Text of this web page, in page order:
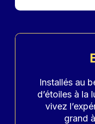
Accroche
Installés au
d’étoiles à la
vivez
grand